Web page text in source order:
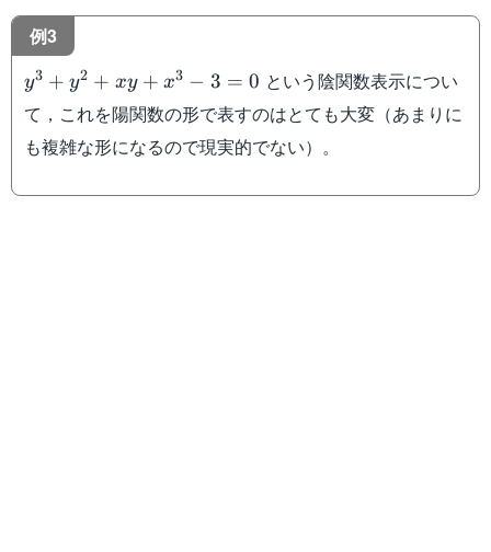
例3
y^3+y^2+xy+x^3-
y3 + y2 + xy + x3 − 3 = 0 という陰関数表示につい
て，これを陽関数の形で表すのはとても大変（あまりに
も複雑な形になるので現実的でない）。